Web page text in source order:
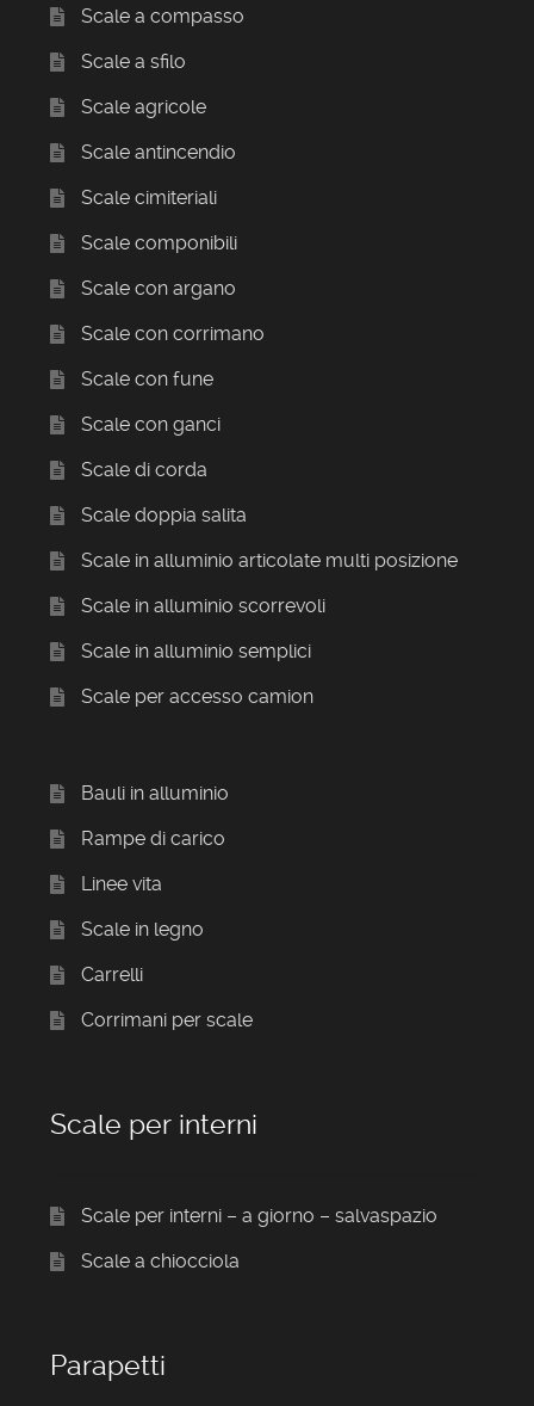
Scale a compasso
Scale a sfilo
Scale agricole
Scale antincendio
Scale cimiteriali
Scale componibili
Scale con argano
Scale con corrimano
Scale con fune
Scale con ganci
Scale di corda
Scale doppia salita
Scale in alluminio articolate multi posizione
Scale in alluminio scorrevoli
Scale in alluminio semplici
Scale per accesso camion
Bauli in alluminio
Rampe di carico
Linee vita
Scale in legno
Carrelli
Corrimani per scale
Scale per interni
Scale per interni – a giorno – salvaspazio
Scale a chiocciola
Parapetti